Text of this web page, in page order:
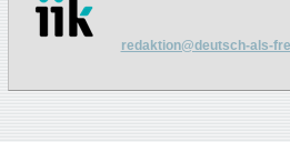
redaktion@deutsch-als-